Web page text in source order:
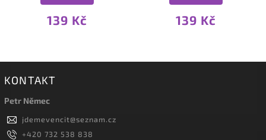
139 Kč 139 Kč
KONTAKT
Petr Němec
jdemevencit@seznam.cz
+420 732 538 838